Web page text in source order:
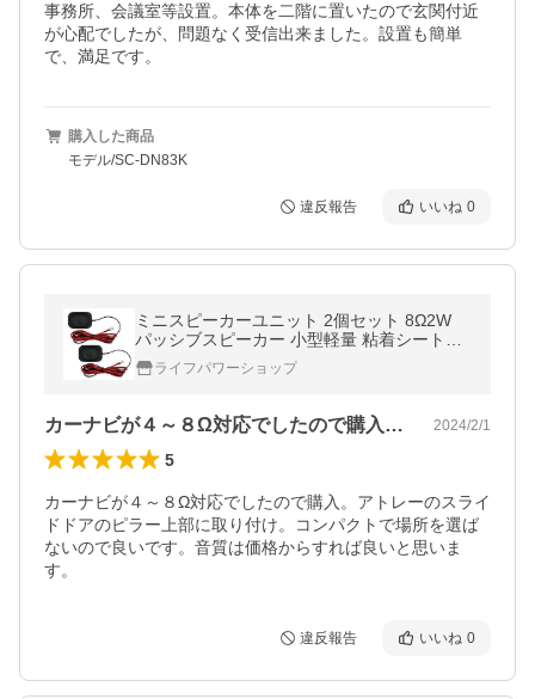
事務所、会議室等設置。本体を二階に置いたので玄関付近
が心配でしたが、問題なく受信出来ました。設置も簡単
で、満足です。
購入した商品
モデル/SC-DN83K
違反報告 いいね 0
ミニスピーカーユニット 2個セット 8Ω2W
パッシブスピーカー 小型軽量 粘着シート付
フルレンジスピーカー 広音域 豊かな音質 汎
用 交換用 DIY LP-ERQB2840S2
ライフパワーショップ
カーナビが４～８Ω対応でしたので購入。… 2024/2/1
5
カーナビが４～８Ω対応でしたので購入。アトレーのスライ
ドドアのピラー上部に取り付け。コンパクトで場所を選ば
ないので良いです。音質は価格からすれば良いと思いま
す。
違反報告 いいね 0